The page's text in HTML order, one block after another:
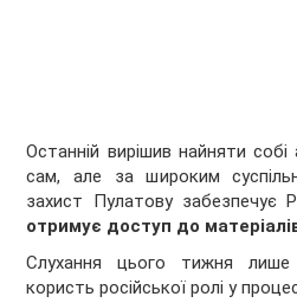
Останній вирішив найняти
сам, але за широким
захист Пулатову забезпечує
отримує доступ до
Слухання цього тижня лише
користь російської ролі у